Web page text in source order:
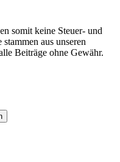
somit keine Steuer- und
aus unseren
Beiträge ohne Gewähr.